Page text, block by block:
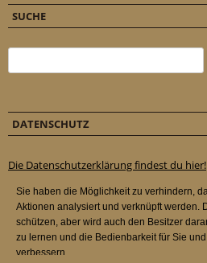
SUCHE
DATENSCHUTZ
Die Datenschutzerklärung findest du hier!